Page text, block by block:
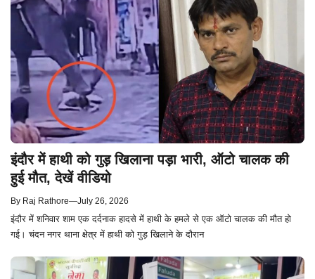
इंदौर में हाथी को गुड़ खिलाना पड़ा भारी, ऑटो चालक की
हुई मौत, देखें वीडियो
By Raj Rathore—July 26, 2026
इंदौर में शनिवार शाम एक दर्दनाक हादसे में हाथी के हमले से एक ऑटो चालक की मौत हो
गई। चंदन नगर थाना क्षेत्र में हाथी को गुड़ खिलाने के दौरान